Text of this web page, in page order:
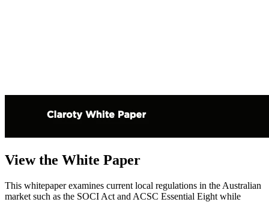
View the White Paper
This whitepaper examines current local regulations in the Australian
market such as the SOCI Act and ACSC Essential Eight while